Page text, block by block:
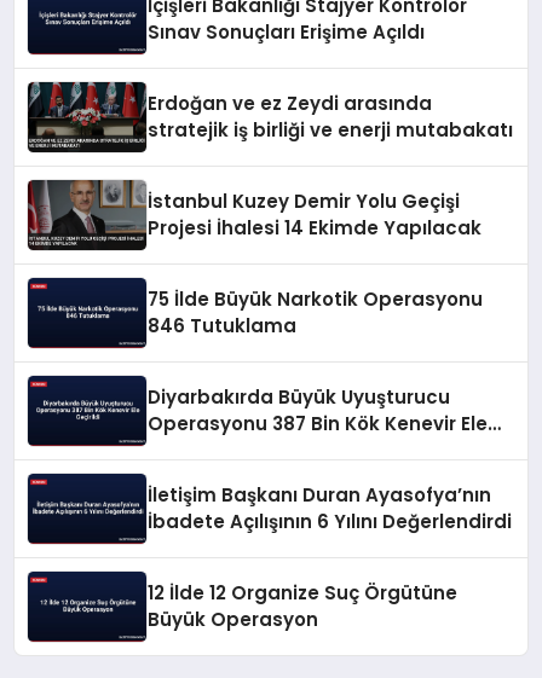
İçişleri Bakanlığı Stajyer Kontrolör
Sınav Sonuçları Erişime Açıldı
Erdoğan ve ez Zeydi arasında
stratejik iş birliği ve enerji mutabakatı
İstanbul Kuzey Demir Yolu Geçişi
Projesi İhalesi 14 Ekimde Yapılacak
75 İlde Büyük Narkotik Operasyonu
846 Tutuklama
Diyarbakırda Büyük Uyuşturucu
Operasyonu 387 Bin Kök Kenevir Ele
İletişim Başkanı Duran Ayasofya’nın
İbadete Açılışının 6 Yılını Değerlendirdi
12 İlde 12 Organize Suç Örgütüne
Büyük Operasyon